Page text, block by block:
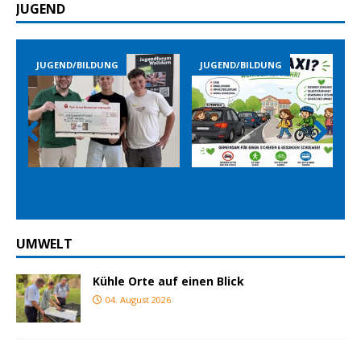
JUGEND
JUGEND/BILDUNG JUGEND/BILDUNG
Prev
ious
Nex
t
UMWELT
Kühle Orte auf einen Blick
04. August 2026